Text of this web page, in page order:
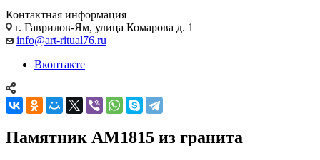
Контактная информация
г. Гаврилов-Ям, улица Комарова д. 1
info@art-ritual76.ru
Вконтакте
Памятник AM1815 из гранита